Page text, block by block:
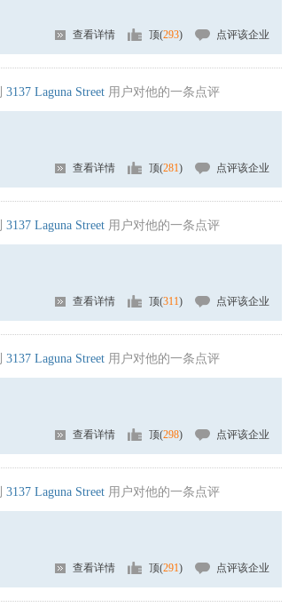
查看详情 顶(293) 点评该企业
3137 Laguna Street 用户对他的一条点评
查看详情 顶(281) 点评该企业
3137 Laguna Street 用户对他的一条点评
查看详情 顶(311) 点评该企业
3137 Laguna Street 用户对他的一条点评
查看详情 顶(298) 点评该企业
3137 Laguna Street 用户对他的一条点评
查看详情 顶(291) 点评该企业